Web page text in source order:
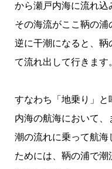
から瀬戸内海に流れ込
その海流がここ鞆の浦
逆に干潮になると、
て流れ出して行きます
すなわち「地乗り」と
内海の航海において、
潮の流れに乗って航海
ためには、鞆の浦で